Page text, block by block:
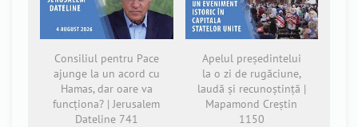
Consiliul pentru Pace
ajunge la un acord cu
Hamas, dar oare va
funcționa? | Jerusalem
Dateline 741
Apelul președintelui
la o zi de rugăciune,
laudă și recunoștință |
Mapamond Creștin
1150